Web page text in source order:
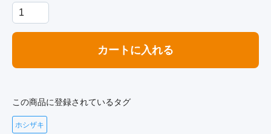
カートに入れる
この商品に登録されているタグ
ホシザキ